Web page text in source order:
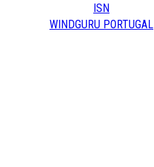
ISN
WINDGURU PORTUGAL